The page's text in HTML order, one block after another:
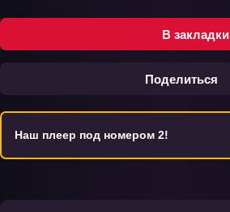
В закладки
Поделиться
Наш плеер под номером 2!